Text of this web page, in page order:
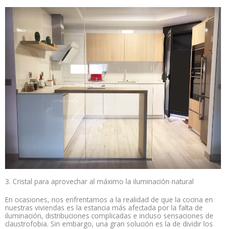
3. Cristal para aprovechar al máximo la iluminación natural
En ocasiones, nos enfrentamos a la realidad de que la cocina en
nuestras viviendas es la estancia más afectada por la falta de
iluminación, distribuciones complicadas e incluso sensaciones de
claustrofobia. Sin embargo, una gran solución es la de dividir los